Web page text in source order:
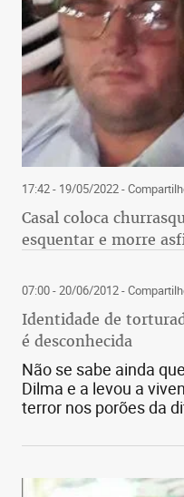
17:42 - 19/05/2022-
Casal coloca
esquentar e morre
07:00 - 20/06/2012-
Identidade de
é desconhecida
Não se sabe ainda
Dilma e a levou a
terror nos porões da